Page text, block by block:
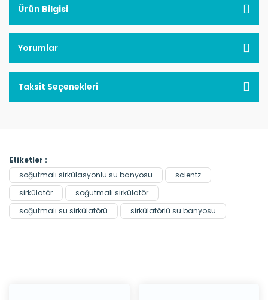
Ürün Bilgisi
Yorumlar
Taksit Seçenekleri
Etiketler :
soğutmalı sirkülasyonlu su banyosu
scientz
sirkülatör
soğutmalı sirkülatör
soğutmalı su sirkülatörü
sirkülatörlü su banyosu